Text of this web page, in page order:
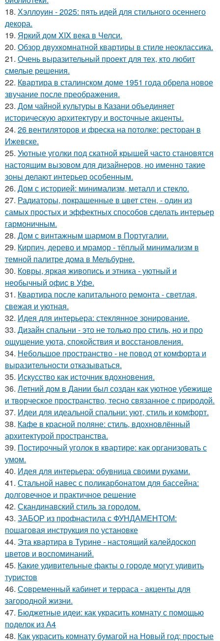
18. Хэллоуин - 2025: пять идей для стильного осеннего
декора.
19. Яркий дом XIX века в Челси.
20. Обзор двухкомнатной квартиры в стиле неоклассика.
21. Очень выразительный проект для тех, кто любит
смелые решения.
22. Квартира в сталинском доме 1951 года обрела новое
звучание после преображения.
23. Дом чайной культуры в Казани объединяет
историческую архитектуру и восточные акценты.
24. 26 вентиляторов и фреска на потолке: ресторан в
Ижевске.
25. Уютные уголки под скатной крышей часто становятся
настоящим вызовом для дизайнеров, но именно такие
зоны делают интерьер особенным.
26. Дом с историей: минимализм, металл и стекло.
27. Радиаторы, покрашенные в цвет стен, - один из
самых простых и эффектных способов сделать интерьер
гармоничным.
28. Дом с винтажным шармом в Португалии.
29. Кирпич, дерево и мрамор - тёплый минимализм в
темной палитре дома в Мельбурне.
30. Ковры, яркая живопись и этника - уютный и
необычный офис в Уфе.
31. Квартира после капитального ремонта - светлая,
свежая и уютная.
32. Идея для интерьера: стеклянное зонирование.
33. Дизайн спальни - это не только про стиль, но и про
ощущение уюта, спокойствия и восстановления.
34. Небольшое пространство - не повод от комфорта и
выразительности отказываться.
35. Искусство как источник вдохновения.
36. Летний дом в Дании был создан как уютное убежище
и творческое пространство, тесно связанное с природой.
37. Идеи для идеальной спальни: уют, стиль и комфорт.
38. Кафе в красной поляне: стиль, вдохновлённый
архитектурой пространства.
39. Постирочный уголок в квартире: как организовать с
умом.
40. Идея для интерьера: обувница своими руками.
41. Стальной навес с поликарбонатом для бассейна:
долговечное и практичное решение
42. Скандинавский стиль за городом.
43. ЗАБОР из профнастила с ФУНДАМЕНТОМ:
пошаговая инструкция по установке
44. Эта квартира в Турине - настоящий калейдоскоп
цветов и воспоминаний.
45. Какие удивительные факты о городе могут удивить
туристов
46. Современный кабинет и терраса - акценты для
загородной жизни.
47. Бюджетные идеи: как украсить комнату с помощью
поделок из А4
48. Как украсить комнату бумагой на Новый год: простые